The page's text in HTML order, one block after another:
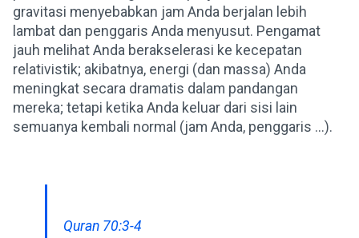
gravitasi menyebabkan jam Anda berjalan lebih
lambat dan penggaris Anda menyusut. Pengamat
jauh melihat Anda berakselerasi ke kecepatan
relativistik; akibatnya, energi (dan massa) Anda
meningkat secara dramatis dalam pandangan
mereka; tetapi ketika Anda keluar dari sisi lain
semuanya kembali normal (jam Anda, penggaris ...).
Quran 70:3-4